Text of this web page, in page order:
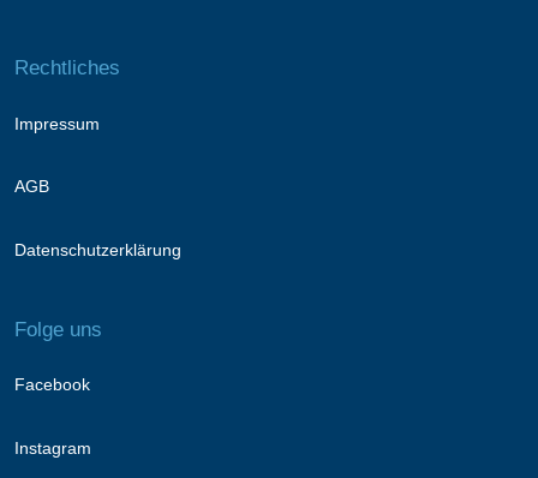
Rechtliches
Impressum
AGB
Datenschutzerklärung
Folge uns
Facebook
Instagram